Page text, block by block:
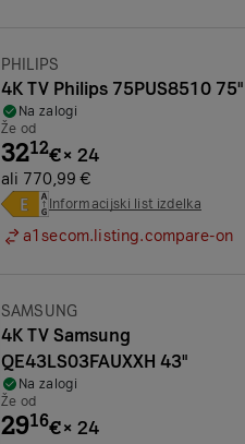
Znamka:
PHILIPS
4K TV Philips 75PUS8510 75"
Na zalogi
Že od
3212€× 24
ali 770,99 €
Informacijski list izdelka
a1secom.listing.compare-on
Znamka:
SAMSUNG
4K TV Samsung
QE43LS03FAUXXH 43"
Na zalogi
Že od
2916€× 24